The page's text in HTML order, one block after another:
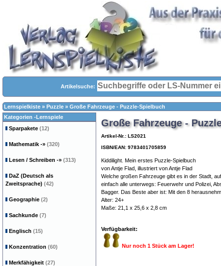
Artikelsuche:
Lernspielkiste » Puzzle » Große Fahrzeuge - Puzzle-Spielbuch
Große Fahrzeuge -
Artikel-Nr.: LS2021
ISBN/EAN: 9783401705859
Kiddilight. Mein erstes Puzzle-Spielbuch
von Antje Flad, illustriert von Antje Flad
Welche großen Fahrzeuge gibt es in der Stadt,
einfach alle unterwegs: Feuerwehr und Polizei,
Bagger. Das Beste aber ist: Mit den 8
Alter: 24+
Maße: 21,1 x 25,6 x 2,8 cm
Verfügbarkeit:
Nur noch 1 Stück am Lager!
Kategorien -Lernspiele
Sparpakete (12)
Mathematik -» (320)
Lesen / Schreiben -» (313)
DaZ (Deutsch als
Zweitsprache) (42)
Geographie (2)
Sachkunde (7)
Englisch (15)
Konzentration (60)
Merkfähigkeit (27)